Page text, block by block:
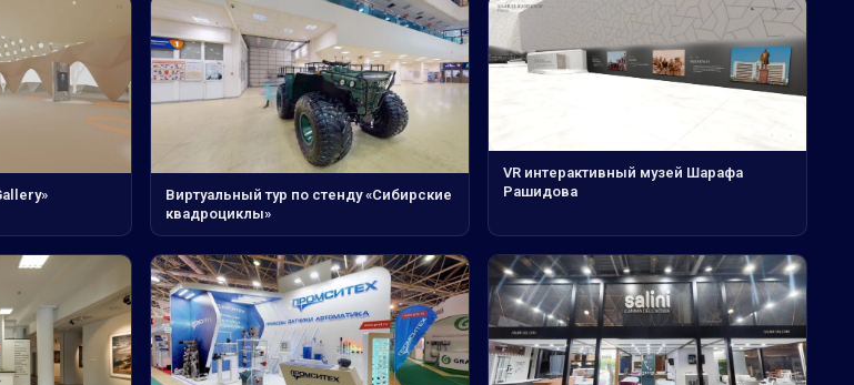
Виртуальный тур по стенду «Сибирские
квадроциклы»
VR интерактивный музей Шарафа
Рашидова